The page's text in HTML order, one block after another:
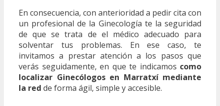
En consecuencia, con anterioridad a pedir cita con
un profesional de la Ginecología te la seguridad
de que se trata de el médico adecuado para
solventar tus problemas. En ese caso, te
invitamos a prestar atención a los pasos que
verás seguidamente, en que te indicamos como
localizar Ginecólogos en Marratxí mediante
la red de forma ágil, simple y accesible.